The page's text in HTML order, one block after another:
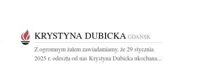
KRYSTYNA DUBICKA GDAŃSK
Z ogromnym żalem zawiadamiamy, że 29 stycznia
2025 r. odeszła od nas Krystyna Dubicka ukochana...